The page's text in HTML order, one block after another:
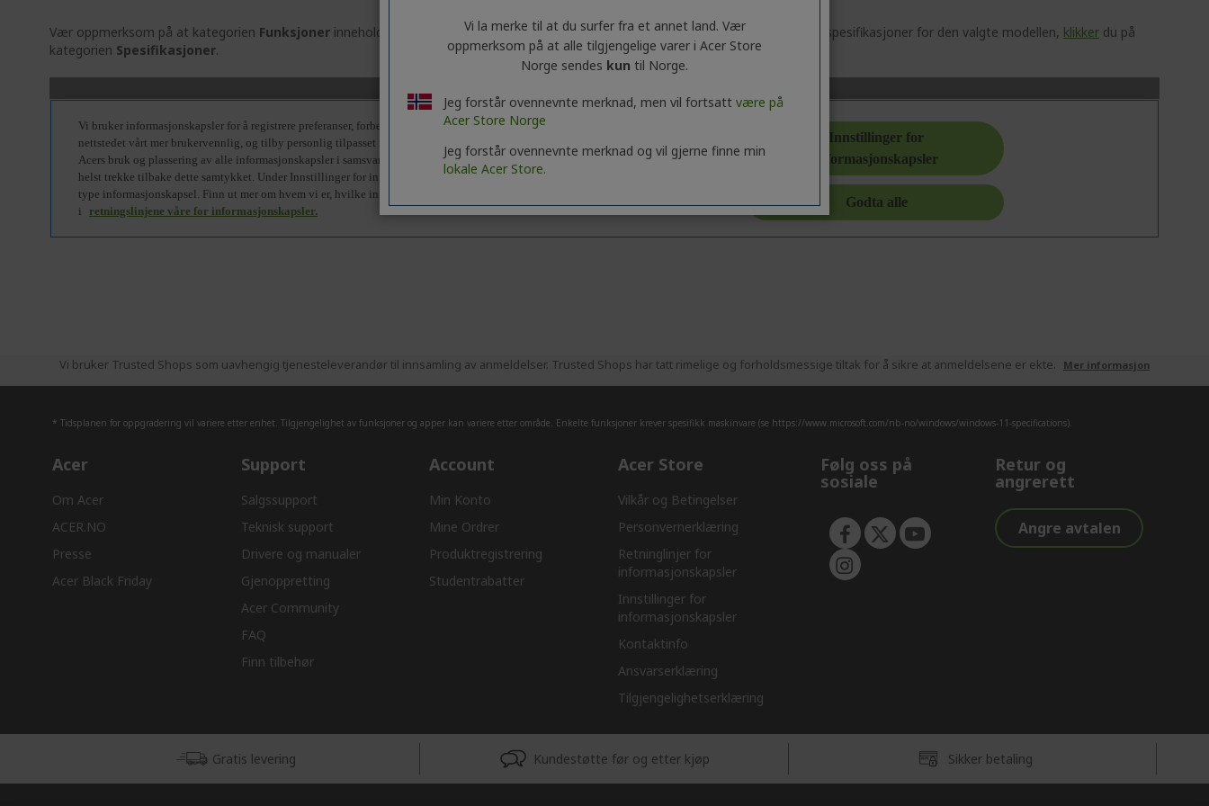
Vær oppmerksom på at kategorien Funksjoner inneholder generell informasjon om produktserien. Hvis du vil ha nøyaktige tekniske spesifikasjoner for den valgte modellen, klikker du på
kategorien Spesifikasjoner.
Vi bruker Trusted Shops som uavhengig tjenesteleverandør til innsamling av anmeldelser. Trusted Shops har tatt rimelige og forholdsmessige tiltak for å sikre at anmeldelsene er ekte. Mer informasjon
* Tidsplanen for oppgradering vil variere etter enhet. Tilgjengelighet av funksjoner og apper kan variere etter område. Enkelte funksjoner krever spesifikk maskinvare (se https://www.microsoft.com/nb-no/windows/windows-11-specifications).
Acer
Om Acer
ACER.NO
Presse
Acer Black Friday
Support
Salgssupport
Teknisk support
Drivere og manualer
Gjenoppretting
Acer Community
FAQ
Finn tilbehør
Account
Min Konto
Mine Ordrer
Produktregistrering
Studentrabatter
Acer Store
Vilkår og Betingelser
Personvernerklæring
Retninglinjer for
informasjonskapsler​
Innstillinger for
informasjonskapsler
Kontaktinfo
Ansvarserklæring​
Tilgjengelighetserklæring
Følg oss på
sosiale
Retur og
angrerett
Angre avtalen
Gratis levering Kundestøtte før og etter kjøp Sikker betaling
Vi la merke til at du surfer fra et annet land. Vær
oppmerksom på at alle tilgjengelige varer i Acer Store
Norge sendes kun til Norge.
Jeg forstår ovennevnte merknad, men vil fortsatt være på
Acer Store Norge
Jeg forstår ovennevnte merknad og vil gjerne finne min
lokale Acer Store.